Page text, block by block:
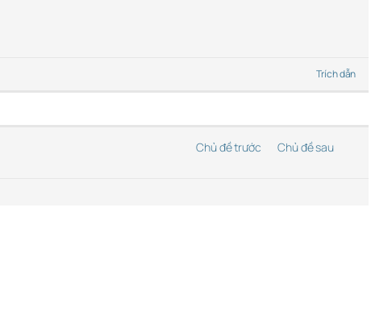
Trích dẫn
Chủ đề trước Chủ đề sau